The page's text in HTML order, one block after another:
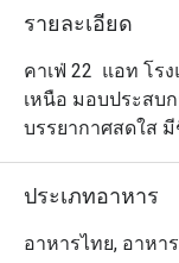
รายละเอียด
คาเฟ่ 22  แอท โร
เหนือ มอบประสบ
บรรยากาศสดใส
อาหารไทยและนา
ภายในร้านคุณจะ
เต็มไปด้วยโคลด์คั
ประเภทอาหาร
อาหารไทย, อาหา